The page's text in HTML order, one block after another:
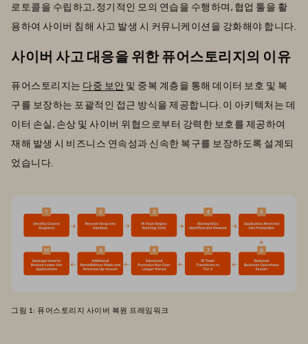
로토콜을 수립하고, 정기적인 모의 연습을 수행하며, 협업 툴을 활
용하여 사이버 침해 사고 발생 시 커뮤니케이션을 강화해야 합니다.
사이버 사고 대응을 위한 퓨어스토리지의 이유
퓨어스토리지는 다중 보안 및 중복 계층을 통해 데이터 보호 및 복
구를 보장하는 포괄적인 접근 방식을 제공합니다. 이 아키텍처는 데
이터 손실, 손상 및 사이버 위협으로부터 강력한 보호를 제공하여
재해 발생 시 비즈니스 연속성과 신속한 복구를 보장하도록 설계되
었습니다.
그림 1: 퓨어스토리지 사이버 복원 프레임워크